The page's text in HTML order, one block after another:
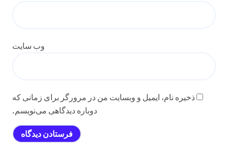
وب‌ سایت
ذخیره نام، ایمیل و وبسایت من در مرورگر برای زمانی که
دوباره دیدگاهی می‌نویسم.